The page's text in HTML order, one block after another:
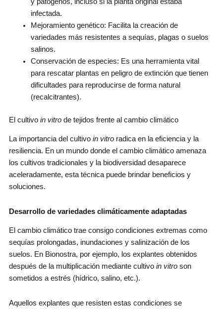
infectada.
Mejoramiento genético: Facilita la creación de
variedades más resistentes a sequías, plagas o suelos
salinos.
Conservación de especies: Es una herramienta vital
para rescatar plantas en peligro de extinción que tienen
dificultades para reproducirse de forma natural
(recalcitrantes).
El cultivo in vitrode tejidos frente al cambio climático
La importancia del cultivo in vitro radica en la eficiencia y la
resiliencia. En un mundo donde el cambio climático amenaza
los cultivos tradicionales y la biodiversidad desaparece
aceleradamente, esta técnica puede brindar beneficios y
soluciones.
Desarrollo de variedades climáticamente adaptadas
El cambio climático trae consigo condiciones extremas como
sequías prolongadas, inundaciones y salinización de los
suelos. En Bionostra, por ejemplo, los explantes obtenidos
después de la multiplicación mediante cultivo in vitroson
sometidos a estrés (hídrico, salino, etc.).
Aquellos explantes que resisten estas condiciones se